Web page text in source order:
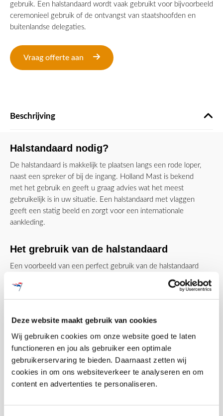
Deze website maakt gebruik van cookies
Wij gebruiken cookies om onze website goed te laten
functioneren en jou als gebruiker een optimale
gebruikerservaring te bieden. Daarnaast zetten wij
cookies in om ons websiteverkeer te analyseren en om
content en advertenties te personaliseren.
gebruik. Een halstandaard wordt vaak gebruikt voor bijvoorbeeld
ceremonieel gebruik of de ontvangst van staatshoofden en
buitenlandse delegaties.
Vraag offerte aan
Beschrijving
Halstandaard nodig?
De halstandaard is makkelijk te plaatsen langs een rode loper,
naast een spreker of bij de ingang. Holland Mast is bekend
met het gebruik en geeft u graag advies wat het meest
gebruikelijk is in uw situatie. Een halstandaard met vlaggen
geeft een statig beeld en zorgt voor een internationale
aankleding.
Het grebruik van de halstandaard
Een voorbeeld van een perfect gebruik van de halstandaard
is voor overheidsinstanties. Holland Mast heeft voor
meerdere ambtszalen een maatwerk halstandaard mogen
wensen, bijvoorbeeld depremium drielinghouder in
eyecatcher, op maat gemaakt.
De halstandaard is een ideale accessoire tijdens
(internationale) evenementen. Geef uw bezoekers een
warm welkom met een serie landenvlaggen bij de entree;
succes gegarandeerd.